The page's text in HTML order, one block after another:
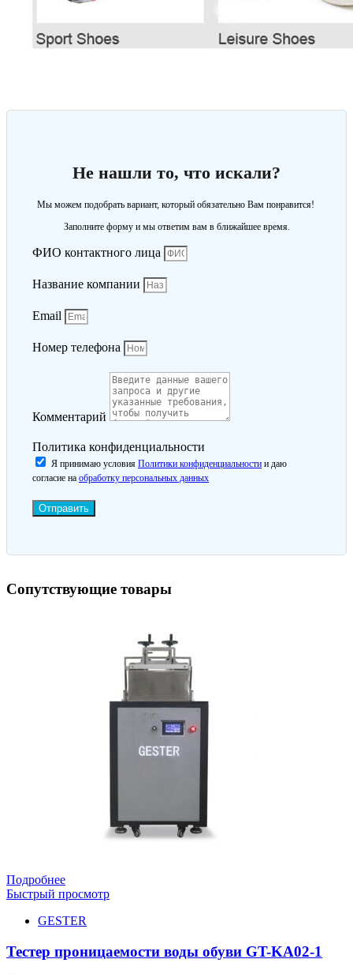
Не нашли то, что искали?
Мы можем подобрать вариант, который обязательно Вам понравится!
Заполните форму и мы ответим вам в ближайшее время.
ФИО контактного лица
Название компании
Email
Номер телефона
Комментарий
Политика конфиденциальности
Я принимаю условия Политики конфиденциальности и даю
согласие на обработку персональных данных
Отправить
Сопутствующие товары
Подробнее
Быстрый просмотр
GESTER
Тестер проницаемости воды обуви GT-KA02-1